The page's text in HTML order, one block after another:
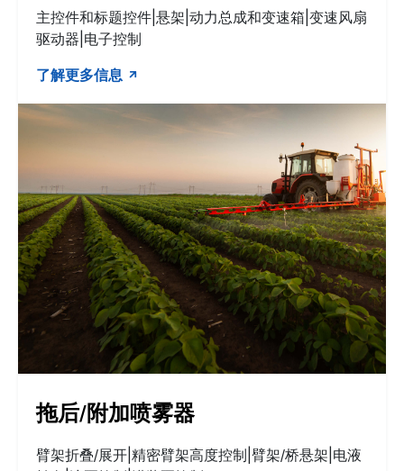
主控件和标题控件|悬架|动力总成和变速箱|变速风扇
驱动器|电子控制
了解更多信息
拖后/附加喷雾器
臂架折叠/展开|精密臂架高度控制|臂架/桥悬架|电液